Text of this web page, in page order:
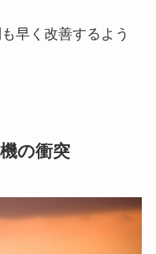
早く改善するよう
の衝突